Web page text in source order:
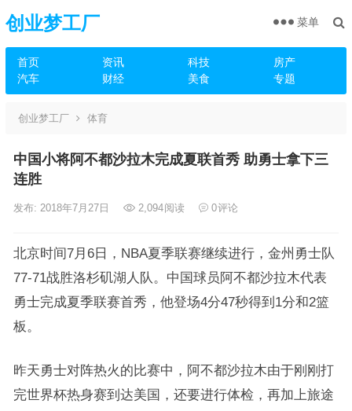
创业梦工厂
首页 资讯 科技
房产
汽车
财经 美食 专题
菜单
创业梦工厂 体育
中国小将阿不都沙拉木完成夏联首秀 助勇士拿下三
连胜
发布: 2018年7月27日 2,094阅读 0评论
北京时间7月6日，NBA夏季联赛继续进行，金州勇士队
77-71战胜洛杉矶湖人队。中国球员阿不都沙拉木代表
勇士完成夏季联赛首秀，他登场4分47秒得到1分和2篮
板。
昨天勇士对阵热火的比赛中，阿不都沙拉木由于刚刚打
完世界杯热身赛到达美国，还要进行体检，再加上旅途